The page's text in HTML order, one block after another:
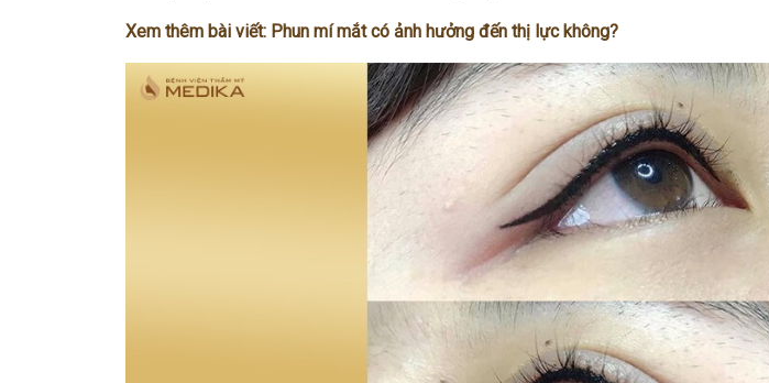
Xem thêm bài viết: Phun mí mắt có ảnh hưởng đến thị lực không?